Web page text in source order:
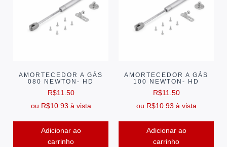
AMORTECEDOR A GÁS
080 NEWTON- HD
R$11.50
ou R$10.93 à vista
Adicionar ao
carrinho
AMORTECEDOR A GÁS
100 NEWTON- HD
R$11.50
ou R$10.93 à vista
Adicionar ao
carrinho